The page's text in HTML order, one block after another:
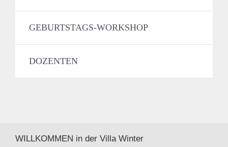
GEBURTSTAGS-WORKSHOP
DOZENTEN
WILLKOMMEN in der Villa Winter